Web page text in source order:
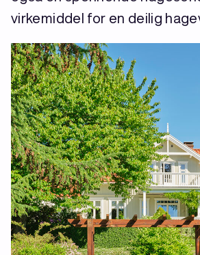
virkemiddel for en deilig